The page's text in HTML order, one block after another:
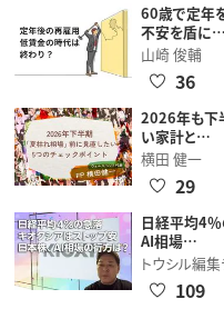
60歳で定年
不安を盾に…
山崎 俊輔
36
2026年も下
い家計と…
横田 健一
29
日経平均4％
AI相場…
トウシル編
109